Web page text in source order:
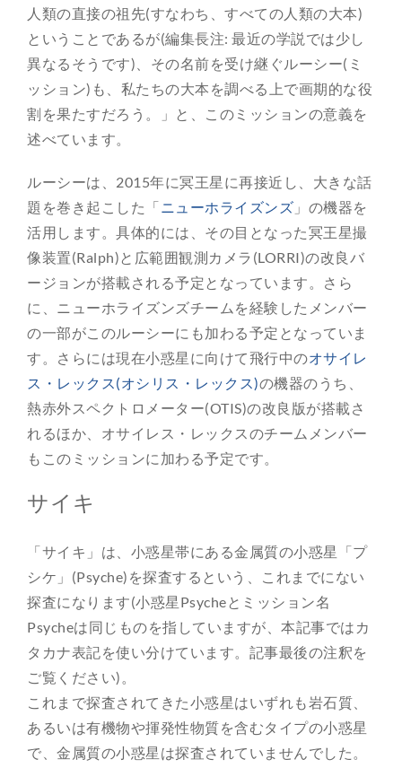
人類の直接の祖先(すなわち、すべての人類の大本)
ということであるが(編集長注: 最近の学説では少し
異なるそうです)、その名前を受け継ぐルーシー(ミ
ッション)も、私たちの大本を調べる上で画期的な役
割を果たすだろう。」と、このミッションの意義を
述べています。
ルーシーは、2015年に冥王星に再接近し、大きな話
題を巻き起こした「ニューホライズンズ 」の機器を
活用します。具体的には、その目となった冥王星撮
像装置(Ralph)と広範囲観測カメラ(LORRI)の改良バ
ージョンが搭載される予定となっています。さら
に、ニューホライズンズチームを経験したメンバー
の一部がこのルーシーにも加わる予定となっていま
す。さらには現在小惑星に向けて飛行中のオサイレ
ス・レックス(オシリス・レックス)の機器のうち、
熱赤外スペクトロメーター(OTIS)の改良版が搭載さ
れるほか、オサイレス・レックスのチームメンバー
もこのミッションに加わる予定です。
サイキ
「サイキ」は、小惑星帯にある金属質の小惑星「プ
シケ」(Psyche)を探査するという、これまでにない
探査になります(小惑星Psycheとミッション名
Psycheは同じものを指していますが、本記事ではカ
タカナ表記を使い分けています。記事最後の注釈を
ご覧ください)。
これまで探査されてきた小惑星はいずれも岩石質、
あるいは有機物や揮発性物質を含むタイプの小惑星
で、金属質の小惑星は探査されていませんでした。